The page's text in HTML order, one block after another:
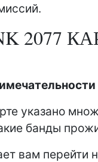
2077
указано
банды
вам перейти